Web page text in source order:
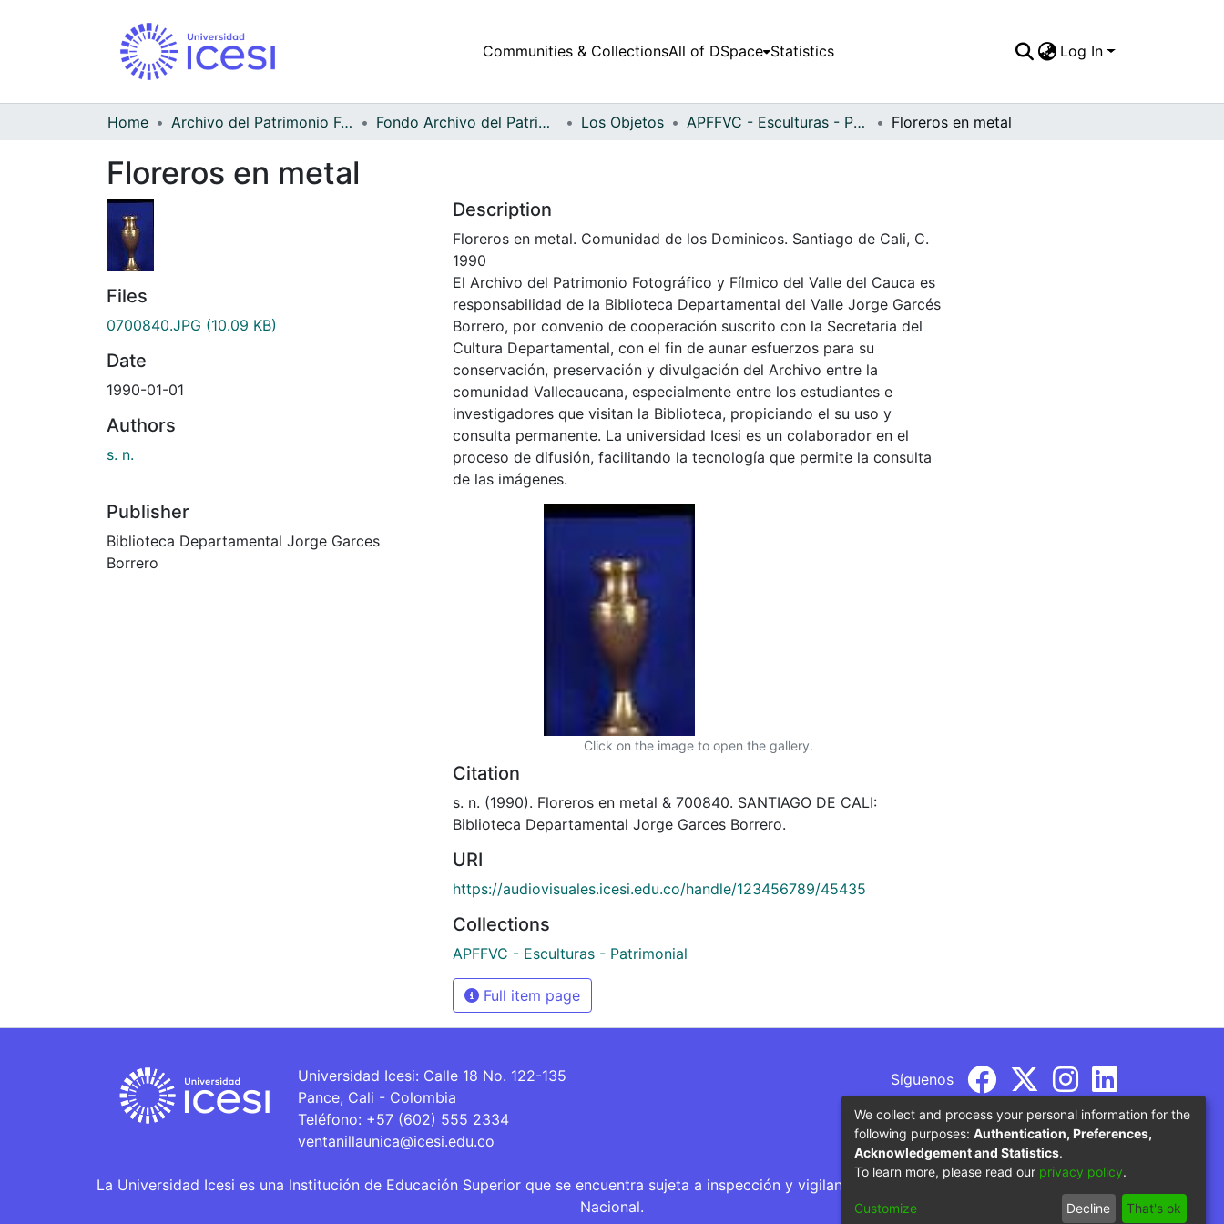
Communities & CollectionsAll of DSpace Statistics Log In
Home Archivo del Patrimonio Fotográfico y Fílmico del Valle del Cauca Fondo Archivo del Patrimonio Fotográfico y Fílmico del Valle del Cauca Los Objetos APFFVC - Esculturas - Patrimonial Floreros en metal
Floreros en metal
Files
0700840.JPG (10.09 KB)
Date
1990-01-01
Authors
s. n.
Publisher
Biblioteca Departamental Jorge Garces
Borrero
Description
Floreros en metal. Comunidad de los Dominicos. Santiago de Cali, C.
1990
El Archivo del Patrimonio Fotográfico y Fílmico del Valle del Cauca es
responsabilidad de la Biblioteca Departamental del Valle Jorge Garcés
Borrero, por convenio de cooperación suscrito con la Secretaria del
Cultura Departamental, con el fin de aunar esfuerzos para su
conservación, preservación y divulgación del Archivo entre la
comunidad Vallecaucana, especialmente entre los estudiantes e
investigadores que visitan la Biblioteca, propiciando el su uso y
consulta permanente. La universidad Icesi es un colaborador en el
proceso de difusión, facilitando la tecnología que permite la consulta
de las imágenes.
Click on the image to open the gallery.
Citation
s. n. (1990). Floreros en metal & 700840. SANTIAGO DE CALI:
Biblioteca Departamental Jorge Garces Borrero.
URI
https://audiovisuales.icesi.edu.co/handle/123456789/45435
Collections
APFFVC - Esculturas - Patrimonial
Full item page
Universidad Icesi: Calle 18 No. 122-135
Pance, Cali - Colombia
Teléfono: +57 (602) 555 2334
ventanillaunica@icesi.edu.co
Síguenos
La Universidad Icesi es una Institución de Educación Superior que se encuentra sujeta a inspección y vigilancia por parte del Ministerio de Educación
Nacional.
We collect and process your personal information for the
following purposes: Authentication, Preferences,
Acknowledgement and Statistics.
To learn more, please read our privacy policy.
Customize Decline That's ok